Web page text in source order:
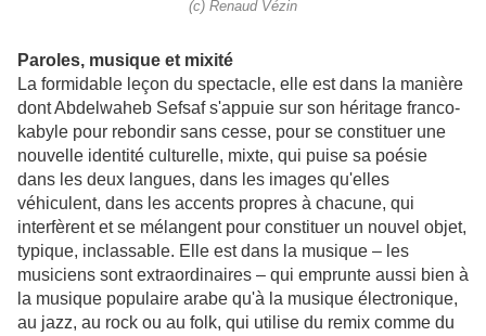
(c) Renaud Vézin
Paroles, musique et mixité
La formidable leçon du spectacle, elle est dans la manière
dont Abdelwaheb Sefsaf s'appuie sur son héritage franco-
kabyle pour rebondir sans cesse, pour se constituer une
nouvelle identité culturelle, mixte, qui puise sa poésie
dans les deux langues, dans les images qu'elles
véhiculent, dans les accents propres à chacune, qui
interfèrent et se mélangent pour constituer un nouvel objet,
typique, inclassable. Elle est dans la musique – les
musiciens sont extraordinaires – qui emprunte aussi bien à
la musique populaire arabe qu'à la musique électronique,
au jazz, au rock ou au folk, qui utilise du remix comme du